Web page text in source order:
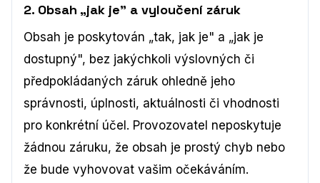
2. Obsah „jak je" a vyloučení záruk
Obsah je poskytován „tak, jak je" a „jak je
dostupný", bez jakýchkoli výslovných či
předpokládaných záruk ohledně jeho
správnosti, úplnosti, aktuálnosti či vhodnosti
pro konkrétní účel. Provozovatel neposkytuje
žádnou záruku, že obsah je prostý chyb nebo
že bude vyhovovat vašim očekáváním.